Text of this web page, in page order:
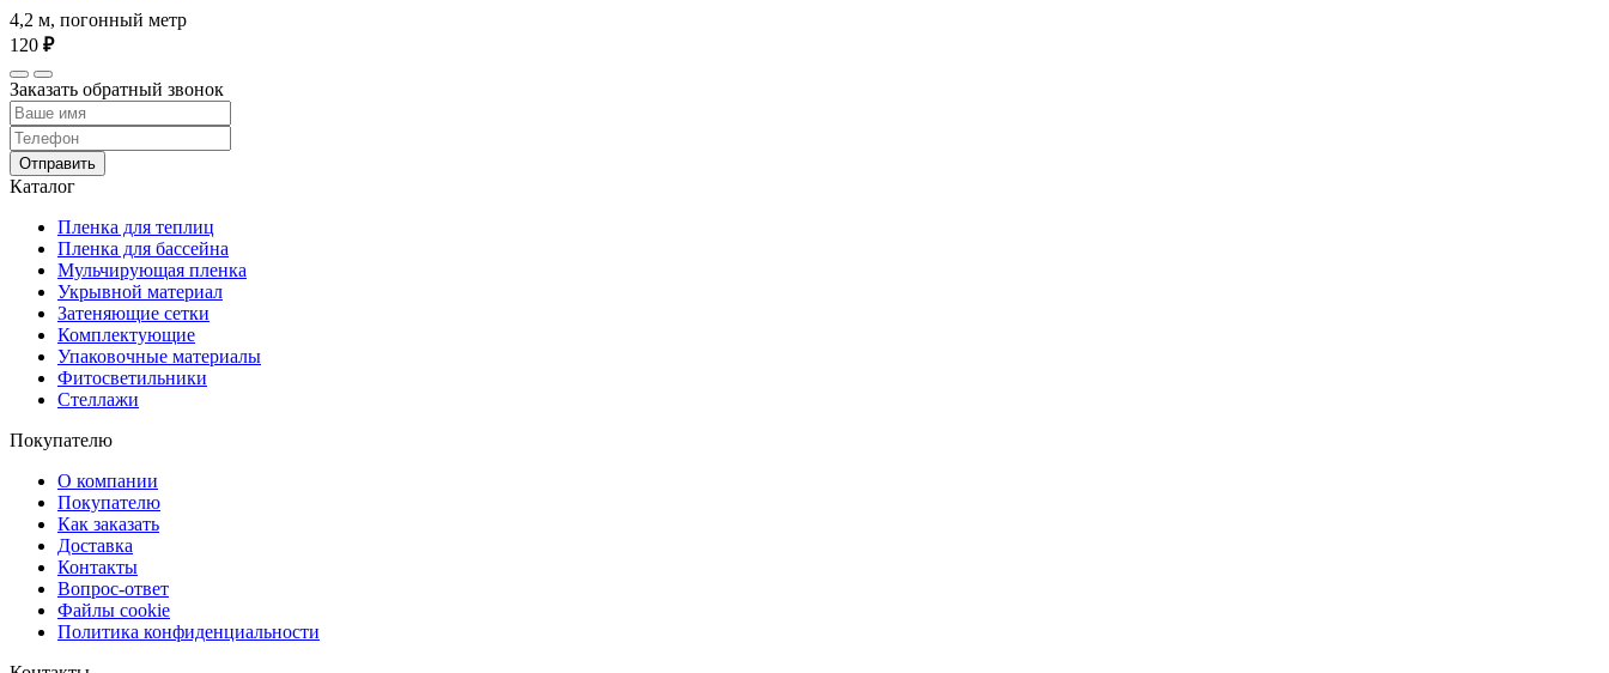
4,2 м, погонный метр
120 ₽
Заказать обратный звонок
Отправить
Каталог
Пленка для теплиц
Пленка для бассейна
Мульчирующая пленка
Укрывной материал
Затеняющие сетки
Комплектующие
Упаковочные материалы
Фитосветильники
Стеллажи
Покупателю
О компании
Покупателю
Как заказать
Доставка
Контакты
Вопрос-ответ
Файлы cookie
Политика конфиденциальности